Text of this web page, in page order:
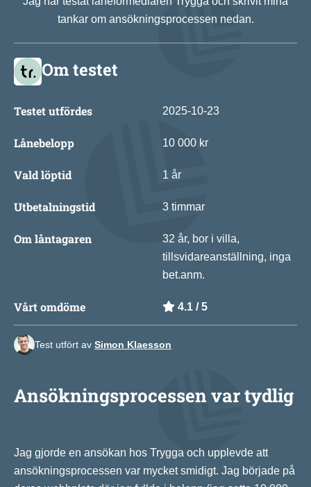
tankar om ansökningsprocessen nedan.
Ansökningsprocessen var tydlig
Jag gjorde en ansökan hos Trygga och upplevde att
ansökningsprocessen var mycket smidigt. Jag började på
Om testet
Testet utfördes 2025-10-23
Lånebelopp 10 000 kr
Vald löptid 1 år
Utbetalningstid 3 timmar
Om låntagaren
32 år, bor i villa,
tillsvidareanställning, inga
bet.anm.
Vårt omdöme 4.1 / 5
Test utfört av Simon Klaesson